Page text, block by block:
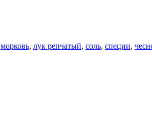
морковь, лук репчатый, соль, специи,